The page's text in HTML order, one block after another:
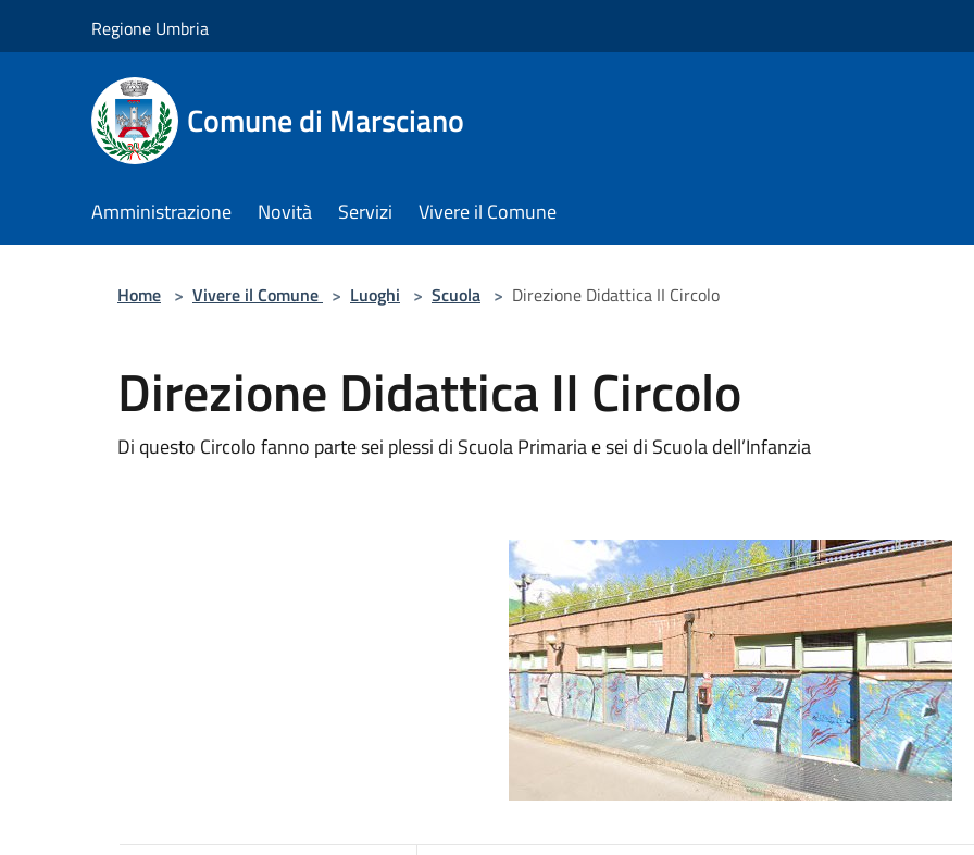
Regione Umbria
Comune di Marsciano
Amministrazione Novità Servizi Vivere il Comune
Home > Vivere il Comune > Luoghi > Scuola > Direzione Didattica II Circolo
Direzione Didattica II Circolo
Di questo Circolo fanno parte sei plessi di Scuola Primaria e sei di Scuola dell’Infanzia